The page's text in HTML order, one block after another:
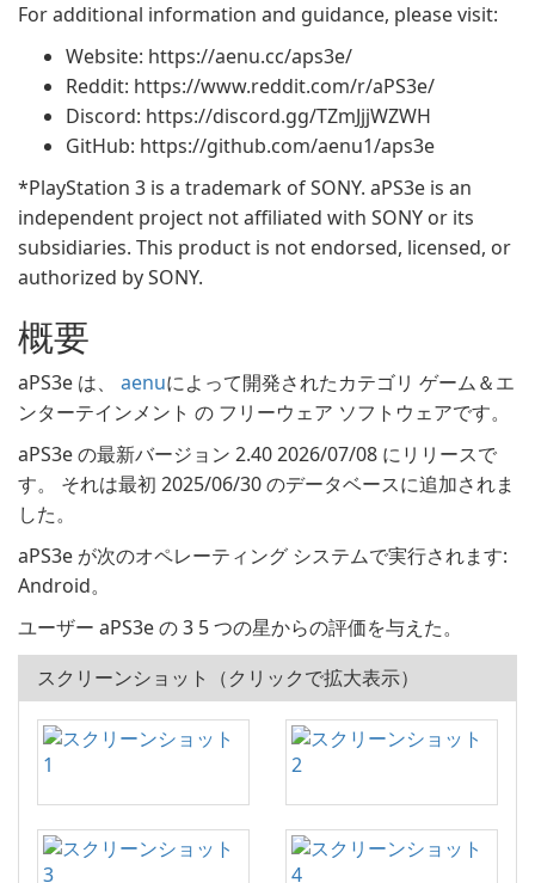
For additional information and guidance, please visit:
Website: https://aenu.cc/aps3e/
Reddit: https://www.reddit.com/r/aPS3e/
Discord: https://discord.gg/TZmJjjWZWH
GitHub: https://github.com/aenu1/aps3e
*PlayStation 3 is a trademark of SONY. aPS3e is an
independent project not affiliated with SONY or its
subsidiaries. This product is not endorsed, licensed, or
authorized by SONY.
概要
aPS3e は、 aenuによって開発されたカテゴリ ゲーム＆エ
ンターテインメント の フリーウェア ソフトウェアです。
aPS3e の最新バージョン 2.40 2026/07/08 にリリースで
す。 それは最初 2025/06/30 のデータベースに追加されま
した。
aPS3e が次のオペレーティング システムで実行されます:
Android。
ユーザー aPS3e の 3 5 つの星からの評価を与えた。
スクリーンショット（クリックで拡大表示）